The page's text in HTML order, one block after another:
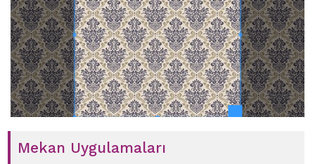
Mekan Uygulamaları